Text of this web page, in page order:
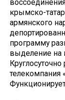
крымско-
армянского
программу
выделение на
телекомпания